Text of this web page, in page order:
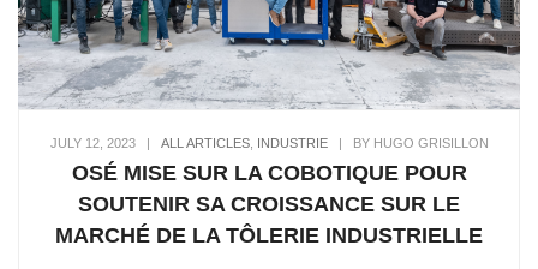
JULY 12, 2023| ALL ARTICLES, INDUSTRIE| BY HUGO GRISILLON
OSÉ MISE SUR LA COBOTIQUE POUR
SOUTENIR SA CROISSANCE SUR LE
MARCHÉ DE LA TÔLERIE INDUSTRIELLE